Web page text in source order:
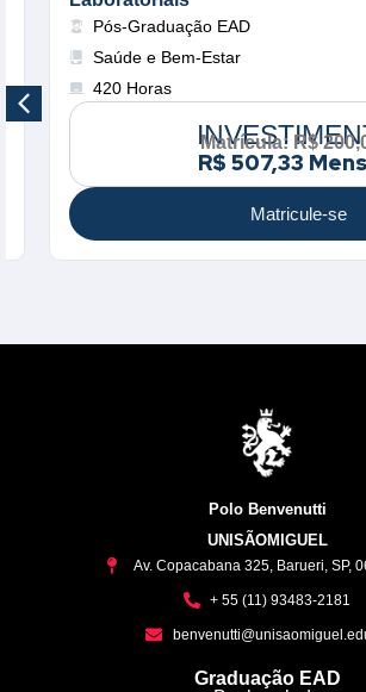
Pós-Graduação EAD
Saúde e Bem-Estar
420 Horas
Matricule-se
Matrícula: R$ 200,00 +
R$ 507,33 Mensais
Polo Benvenutti
UNISÃOMIGUEL
Av. Copacabana 325, Barueri, SP,
+ 55 (11) 93483-2181
Graduação EAD